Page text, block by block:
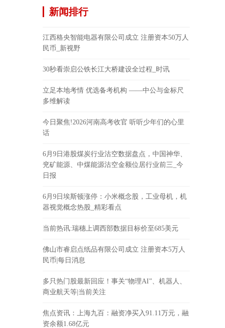
新闻排行
江西格央智能电器有限公司成立 注册资本50万人
民币_新视野
30秒看崇启公铁长江大桥建设全过程_时讯
立足本地考情 优选备考机构 ——中公与金标尺
多维解读
今日聚焦!2026河南高考收官 听听少年们的心里
话
6月9日港股煤炭行业沽空数据盘点，中国神华、
兖矿能源、中煤能源沽空金额位居行业前三_今
日报
6月9日埃斯顿涨停：小米概念股，工业母机，机
器视觉概念热股_精彩看点
当前热讯:瑞穗上调西部数据目标价至685美元
佛山市睿启点纸品有限公司成立 注册资本5万人
民币|每日消息
多只热门股最新回应！事关“物理AI”、机器人、
商业航天等|当前关注
焦点资讯：上海九百：融资净买入91.11万元，融
资余额1.68亿元